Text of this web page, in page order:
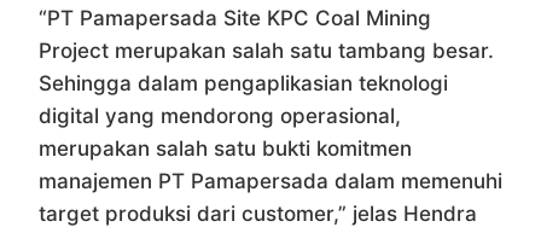
“PT Pamapersada Site KPC Coal Mining
Project merupakan salah satu tambang besar.
Sehingga dalam pengaplikasian teknologi
digital yang mendorong operasional,
merupakan salah satu bukti komitmen
manajemen PT Pamapersada dalam memenuhi
target produksi dari customer,” jelas Hendra